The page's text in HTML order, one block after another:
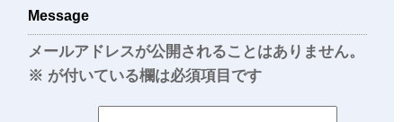
Message
メールアドレスが公開されることはありません。
※ が付いている欄は必須項目です